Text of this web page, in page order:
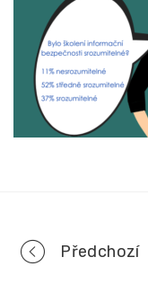
Portfolio
Předchozí